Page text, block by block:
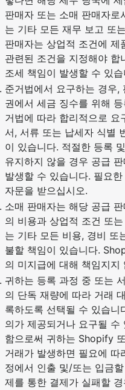
판매자 또는 소매 판매자로
는 기타 모든 재무 보고 또
판매자는 상업적 조건에
관련된 조건을 지정해야 합
조세 책임이 발생할 수 있습
준거법에서 요구하는 경우,
권에서 세금 징수를 위해
거법에 따라 합리적으로 요
서, 서류 또는 납세자 식별
이 있습니다. 적절한 등록
유지하지 않을 경우 공급
발생할 수 있습니다. 필요
자문을 받으십시오.
소매 판매자는 해당 공급
의 비용과 상업적 조건 또
는 기타 모든 비용, 경비 또
불할 책임이 있습니다.
의 미지급에 대해 책임지지
귀하는 등록 과정 중 또는
의 단독 재량에 따라 거래
록하도록 선택될 수 있습
의가 제공되거나 요구될 수
함으로써 귀하는 Shopify
거래가 발생하면 필요에
정에서 인출 및/또는 입금
제를 통한 결제가 실패할